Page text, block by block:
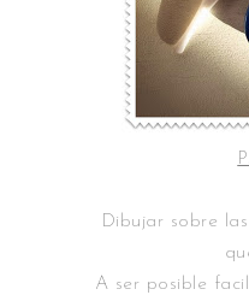
Dibujar sobre
A ser posible